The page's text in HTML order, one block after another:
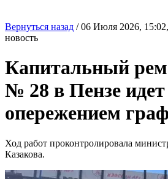
Вернуться назад /06 Июля 2026, 15:02,
новость
Капитальный
№ 28 в Пензе идет
опережением
Ход работ проконтролировала
Казакова.